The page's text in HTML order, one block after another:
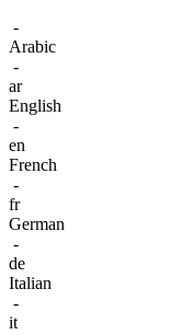
-
Arabic
-
ar
English
-
en
French
-
fr
German
-
de
Italian
-
it